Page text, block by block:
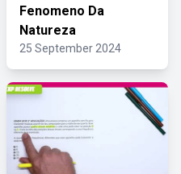
Fenomeno Da
Natureza
25 September 2024